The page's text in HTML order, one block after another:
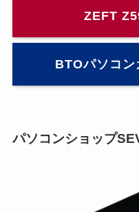
ZEFT
BTOパソコン
パソコンショップ